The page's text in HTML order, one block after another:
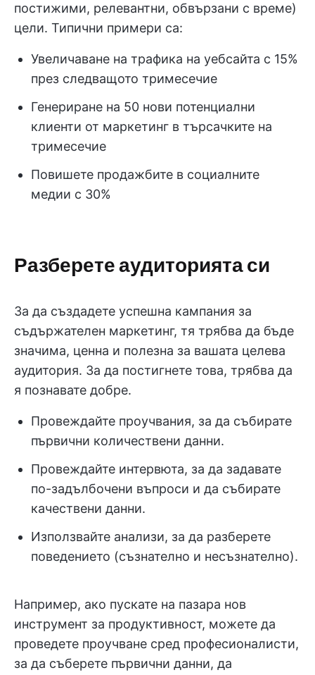
постижими, релевантни, обвързани с време)
цели. Типични примери са:
Увеличаване на трафика на уебсайта с 15%
през следващото тримесечие
Генериране на 50 нови потенциални
клиенти от маркетинг в търсачките на
тримесечие
Повишете продажбите в социалните
медии с 30%
Разберете аудиторията си
За да създадете успешна кампания за
съдържателен маркетинг, тя трябва да бъде
значима, ценна и полезна за вашата целева
аудитория. За да постигнете това, трябва да
я познавате добре.
Провеждайте проучвания, за да събирате
първични количествени данни.
Провеждайте интервюта, за да задавате
по-задълбочени въпроси и да събирате
качествени данни.
Използвайте анализи, за да разберете
поведението (съзнателно и несъзнателно).
Например, ако пускате на пазара нов
инструмент за продуктивност, можете да
проведете проучване сред професионалисти,
за да съберете първични данни, да